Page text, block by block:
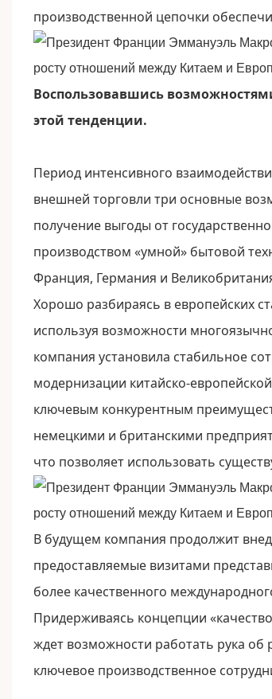
производственной цепочки
Воспользовавшись
этой тенденции.
Период интенсивного
внешней торговли три основные
получение выгоды от
производством «умной» бытовой
Франция, Германия и
Хорошо разбираясь в европейских
используя возможности
компания установила стабильное
модернизации китайско-
ключевым конкурентным
немецкими и британскими
что позволяет использовать
В будущем компания продолжит
предоставляемые визитами
более качественного
Придерживаясь концепции
ждет возможности работать рука об
ключевое производственное